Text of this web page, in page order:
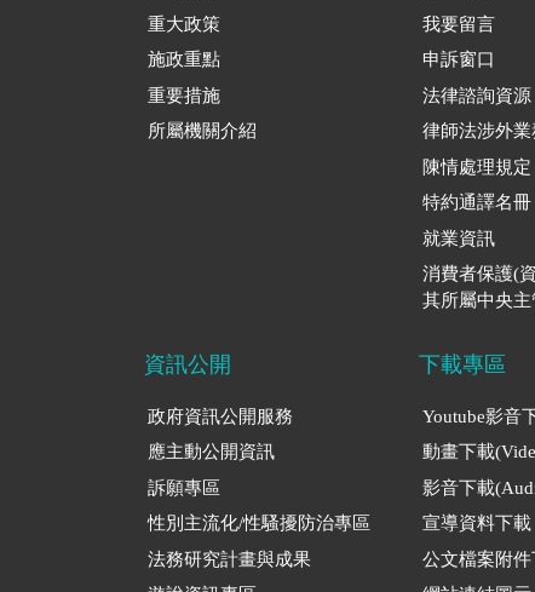
重大政策
施政重點
重要措施
所屬機關介紹
我要留言
申訴窗口
法律諮詢資源
律師法涉外
陳情處理規定
特約通譯名冊
就業資訊
消費者保護(
其所屬中央
資訊公開
政府資訊公開服務
應主動公開資訊
訴願專區
性別主流化/性騷擾防治專區
法務研究計畫與成果
下載專區
Youtube影音
動畫下載
影音下載
宣導資料下載
公文檔案附